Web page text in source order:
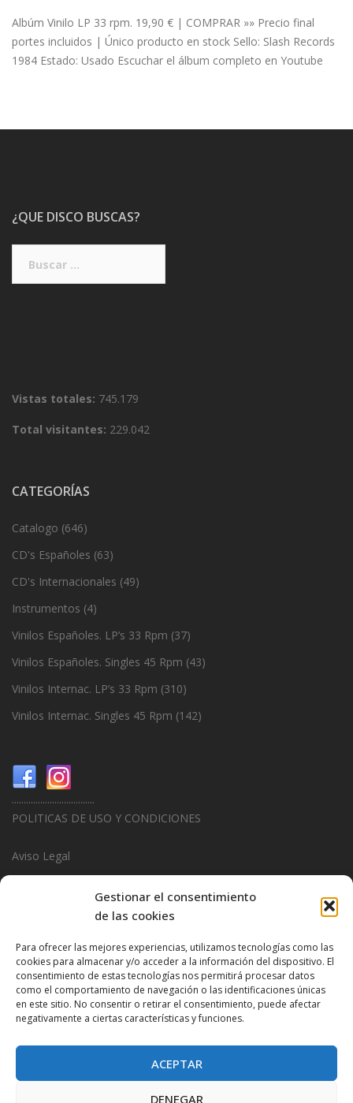
Gestionar el consentimiento
de las cookies
Para ofrecer las mejores experiencias, utilizamos tecnologías como las
cookies para almacenar y/o acceder a la información del dispositivo. El
consentimiento de estas tecnologías nos permitirá procesar datos
como el comportamiento de navegación o las identificaciones únicas
en este sitio. No consentir o retirar el consentimiento, puede afectar
negativamente a ciertas características y funciones.
ACEPTAR
DENEGAR
Albúm Vinilo LP 33 rpm. 19,90 € | COMPRAR »» Precio final
portes incluidos | Único producto en stock Sello: Slash Records
1984 Estado: Usado Escuchar el álbum completo en Youtube
¿QUE DISCO BUSCAS?
Vistas totales: 745.179
Total visitantes: 229.042
CATEGORÍAS
Catalogo (646)
CD's Españoles (63)
CD's Internacionales (49)
Instrumentos (4)
Vinilos Españoles. LP’s 33 Rpm (37)
Vinilos Españoles. Singles 45 Rpm (43)
Vinilos Internac. LP’s 33 Rpm (310)
Vinilos Internac. Singles 45 Rpm (142)
...................................
POLITICAS DE USO Y CONDICIONES
Aviso Legal
Politica de Privacidad
...................................
Design & Promotions ByHitred.com